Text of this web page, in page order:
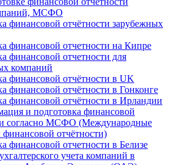
МСФО
финансовой отчётности зарубежных
финансовой отчетности на Кипре
финансовой отчетности для
компаний
финансовой отчётности в UK
финансовой отчётности в Гонконге
финансовой отчётности в Ирландии
и подготовка финансовой
согласно МСФО (Международные
финансовой отчётности)
финансовой отчетности в Белизе
учета компаний в